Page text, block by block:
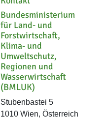
Bundesministerium
für Land- und
Forstwirtschaft,
Klima- und
Umweltschutz,
Regionen und
Wasserwirtschaft
(BMLUK)
Stubenbastei 5
1010 Wien, Österreich